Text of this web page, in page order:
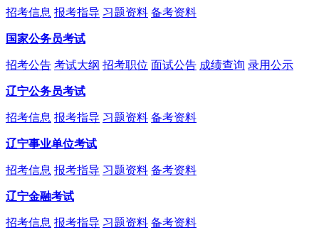
招考信息 报考指导 习题资料 备考资料
国家公务员考试
招考公告 考试大纲 招考职位 面试公告 成绩查询 录用公示
辽宁公务员考试
招考信息 报考指导 习题资料 备考资料
辽宁事业单位考试
招考信息 报考指导 习题资料 备考资料
辽宁金融考试
招考信息 报考指导 习题资料 备考资料